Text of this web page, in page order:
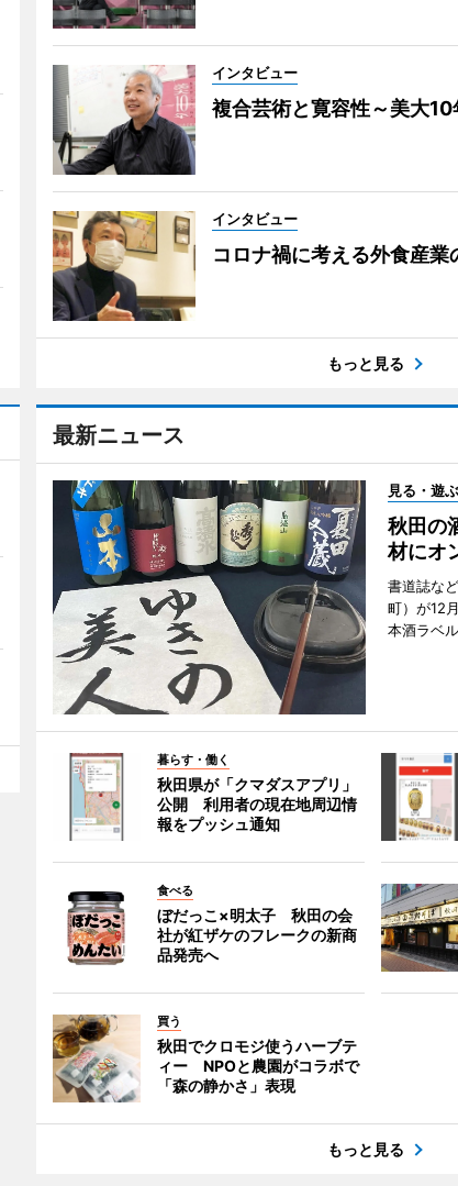
インタビュー
複合芸術と寛容性～美大
インタビュー
コロナ禍に考える外食産
もっと見る
最新ニュース
見る・遊ぶ
秋田の
材にオ
書道誌な
町）が12
本酒ラベ
暮らす・働く
秋田県が「クマダスアプリ」
公開 利用者の現在地周辺情
報をプッシュ通知
食べる
ぼだっこ×明太子 秋田の会
社が紅ザケのフレークの新商
品発売へ
買う
秋田でクロモジ使うハーブテ
ィー NPOと農園がコラボで
「森の静かさ」表現
もっと見る